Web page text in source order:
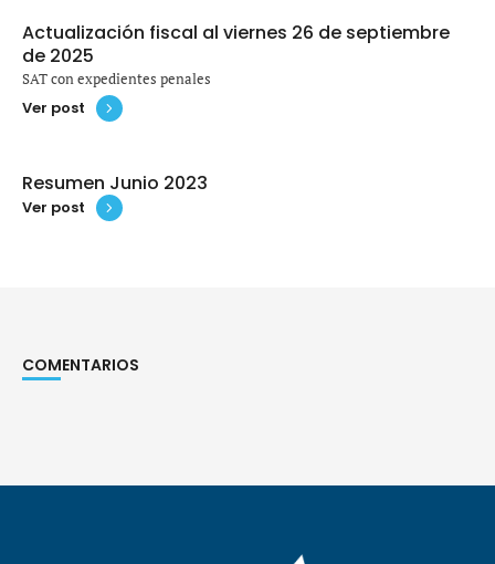
Actualización fiscal al viernes 26 de septiembre
de 2025
SAT con expedientes penales
Ver post
Resumen Junio 2023
Ver post
COMENTARIOS